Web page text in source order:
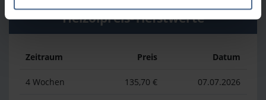
Heizölpreis-Tiefstwerte
Zeitraum Preis Datum
4 Wochen 135,70 € 07.07.2026